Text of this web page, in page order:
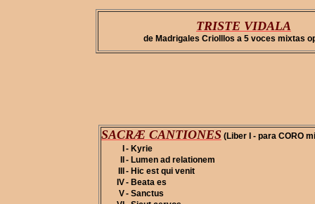
TRISTE VIDALA
de Madrigales Criolllos a 5 voces mixtas
SACRÆ CANTIONES (Liber I - para CORO
- Kyrie
- Lumen ad relationem
- Hic est qui venit
IV- Beata es
V- Sanctus